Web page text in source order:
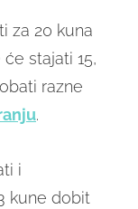
za 20 kuna
stajati 15,
razne
.
i
kune dobit